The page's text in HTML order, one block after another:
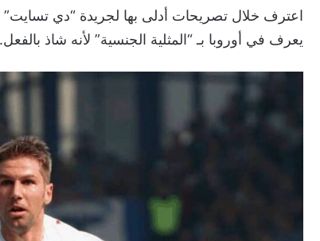
اعترف خلال تصريحات أدلى بها لجريدة “دي تسايت”
يعرف في أوروبا بـ “المثلية الجنسية” لأنه شاذ بالفعل.